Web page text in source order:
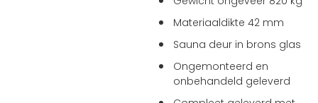
Materiaaldikte 42 mm
Sauna deur in brons glas
Ongemonteerd en
onbehandeld geleverd